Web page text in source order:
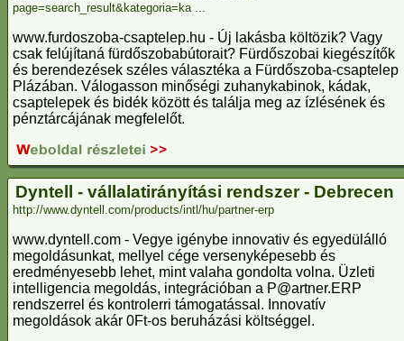
page=search_result&kategoria=ka ...
www.furdoszoba-csaptelep.hu - Új lakásba költözik? Vagy
csak felújítaná fürdőszobabútorait? Fürdőszobai kiegészítők
és berendezések széles választéka a Fürdőszoba-csaptelep
Plázában. Válogasson minőségi zuhanykabinok, kádak,
csaptelepek és bidék között és találja meg az ízlésének és
pénztárcájának megfelelőt.
Dyntell - vállalatirányítási rendszer - Debrecen
http://www.dyntell.com/products/intl/hu/partner-erp
www.dyntell.com - Vegye igénybe innovativ és egyedülálló
megoldásunkat, mellyel cége versenyképesebb és
eredményesebb lehet, mint valaha gondolta volna. Üzleti
intelligencia megoldás, integrációban a P@artner.ERP
rendszerrel és kontrolerri támogatással. Innovatív
megoldások akár 0Ft-os beruházási költséggel.